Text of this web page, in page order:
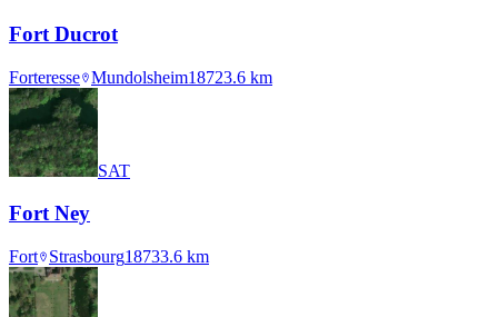
Fort Ducrot
Forteresse Mundolsheim18723.6 km
SAT
Fort Ney
Fort Strasbourg18733.6 km